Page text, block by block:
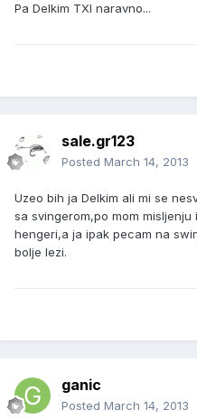
Pa Delkim TXI naravno...
sale.gr123
Posted March 14, 2013
Uzeo bih ja Delkim ali mi se
sa svingerom,po mom
hengeri,a ja ipak pecam na
bolje lezi.
ganic
Posted March 14, 2013